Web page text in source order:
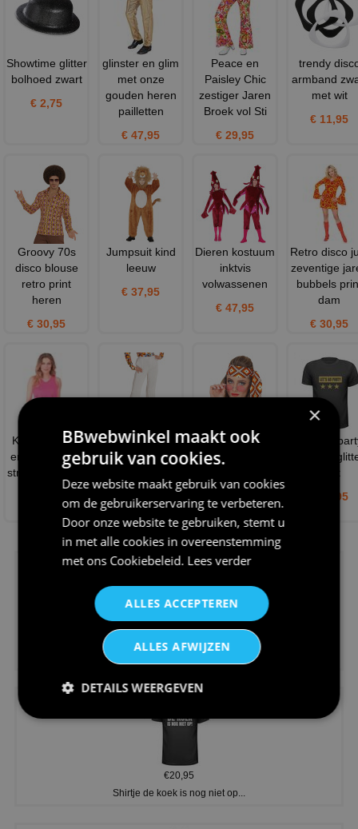
Showtime glitter
bolhoed zwart
€ 2,75
glinster en glim
met onze
gouden heren
pailletten
€ 47,95
Peace en
Paisley Chic
zestiger Jaren
Broek vol Sti
€ 29,95
trendy
armband
met wit
€ 11,95
Groovy 70s
disco blouse
retro print
heren
€ 30,95
Jumpsuit kind
leeuw
€ 37,95
Dieren kostuum
inktvis
volwassenen
€ 47,95
Retro disco
zeventige
bubbels
dam
€ 30,95
Knallend roze
en klaar om te
stralen dé neon
Retro disco
broek 70s
€ 29,95
Groovy disco
soul hoofdband
€ 5,25
Lets go
gouden
shirt
€ 23,95
NIEUW IN DE COLLECTIE
Tegeltje voor opruimen kantine...
€20,95
Shirtje de koek is nog niet op...
×
BBwebwinkel maakt ook
gebruik van cookies.
Deze website maakt gebruik van cookies
om de gebruikerservaring te verbeteren.
Door onze website te gebruiken, stemt u
in met alle cookies in overeenstemming
met ons Cookiebeleid. Lees verder
ALLES ACCEPTEREN
ALLES AFWIJZEN
DETAILS WEERGEVEN